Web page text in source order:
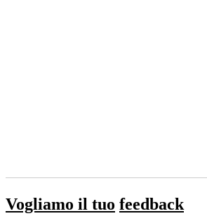
Vogliamo il tuo feedback